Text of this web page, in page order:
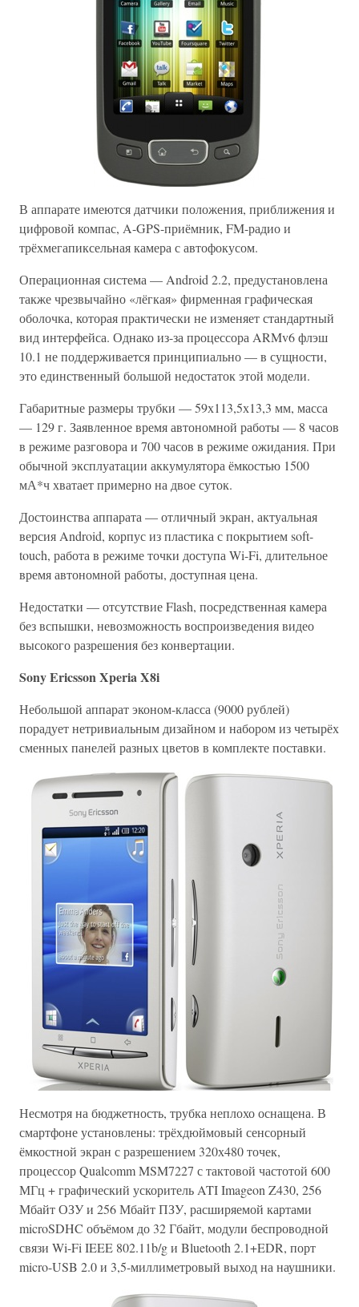
В аппарате имеются датчики положения, приближения и
цифровой компас, A-GPS-приёмник, FM-радио и
трёхмегапиксельная камера с автофокусом.
Операционная система — Android 2.2, предустановлена
также чрезвычайно «лёгкая» фирменная графическая
оболочка, которая практически не изменяет стандартный
вид интерфейса. Однако из-за процессора ARMv6 флэш
10.1 не поддерживается принципиально — в сущности,
это единственный большой недостаток этой модели.
Габаритные размеры трубки — 59х113,5х13,3 мм, масса
— 129 г. Заявленное время автономной работы — 8 часов
в режиме разговора и 700 часов в режиме ожидания. При
обычной эксплуатации аккумулятора ёмкостью 1500
мА*ч хватает примерно на двое суток.
Достоинства аппарата — отличный экран, актуальная
версия Android, корпус из пластика с покрытием soft-
touch, работа в режиме точки доступа Wi-Fi, длительное
время автономной работы, доступная цена.
Недостатки — отсутствие Flash, посредственная камера
без вспышки, невозможность воспроизведения видео
высокого разрешения без конвертации.
Sony Ericsson Xperia X8i
Небольшой аппарат эконом-класса (9000 рублей)
порадует нетривиальным дизайном и набором из четырёх
сменных панелей разных цветов в комплекте поставки.
Несмотря на бюджетность, трубка неплохо оснащена. В
смартфоне установлены: трёхдюймовый сенсорный
ёмкостной экран с разрешением 320х480 точек,
процессор Qualcomm MSM7227 с тактовой частотой 600
МГц + графический ускоритель ATI Imageon Z430, 256
Мбайт ОЗУ и 256 Мбайт ПЗУ, расширяемой картами
microSDHC объёмом до 32 Гбайт, модули беспроводной
связи Wi-Fi IEEE 802.11b/g и Bluetooth 2.1+EDR, порт
micro-USB 2.0 и 3,5-миллиметровый выход на наушники.